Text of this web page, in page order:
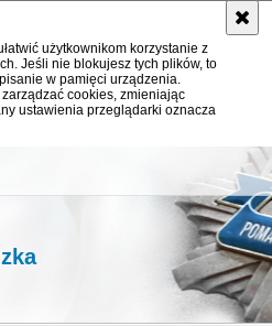
użytkownikom korzystanie z
Jeśli nie blokujesz tych plików, to
w pamięci urządzenia.
cookies, zmieniając
ustawienia przeglądarki oznacza